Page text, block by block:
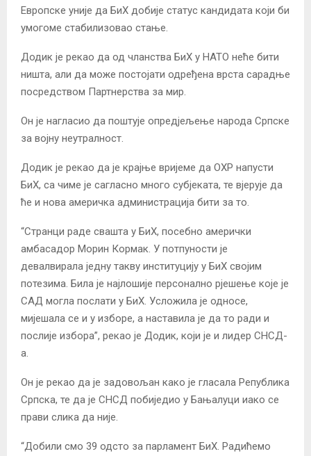
Европске уније да БиХ добије статус кандидата који би
умогоме стабилизовао стање.
Додик је рекао да од чланства БиХ у НАТО неће бити
ништа, али да може постојати одређена врста сарадње
посредством Партнерства за мир.
Он је нагласио да поштује опредјељење народа Српске
за војну неутралност.
Додик је рекао да је крајње вријеме да ОХР напусти
БиХ, са чиме је сагласно много субјеката, те вјерује да
ће и нова америчка администрација бити за то.
“Странци раде свашта у БиХ, посебно амерички
амбасадор Морин Кормак. У потпуности је
девалвирала једну такву институцију у БиХ својим
потезима. Била је најлошије персонално рјешење које је
САД могла послати у БиХ. Усложила је односе,
мијешала се и у изборе, а наставила је да то ради и
послије избора”, рекао је Додик, који је и лидер СНСД-
а.
Он је рекао да је задовољан како је гласала Република
Српска, те да је СНСД побиједио у Бањалуци иако се
прави слика да није.
“Добили смо 39 одсто за парламент БиХ. Радићемо